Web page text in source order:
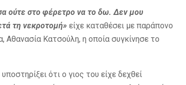
ούτε στο φέρετρο να το δω. Δεν μου
τη νεκροτομή» είχε καταθέσει με παράπονο
Αθανασία Κατσούλη, η οποία συγκίνησε το
ότι ο γιος του είχε δεχθεί